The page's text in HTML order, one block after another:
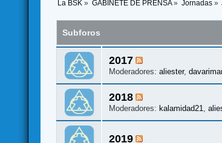
La BSK » GABINETE DE PRENSA» Jornadas»
Subforos
2017
Moderadores:aliester,
2018
Moderadores:kalamidad21 ,
2019